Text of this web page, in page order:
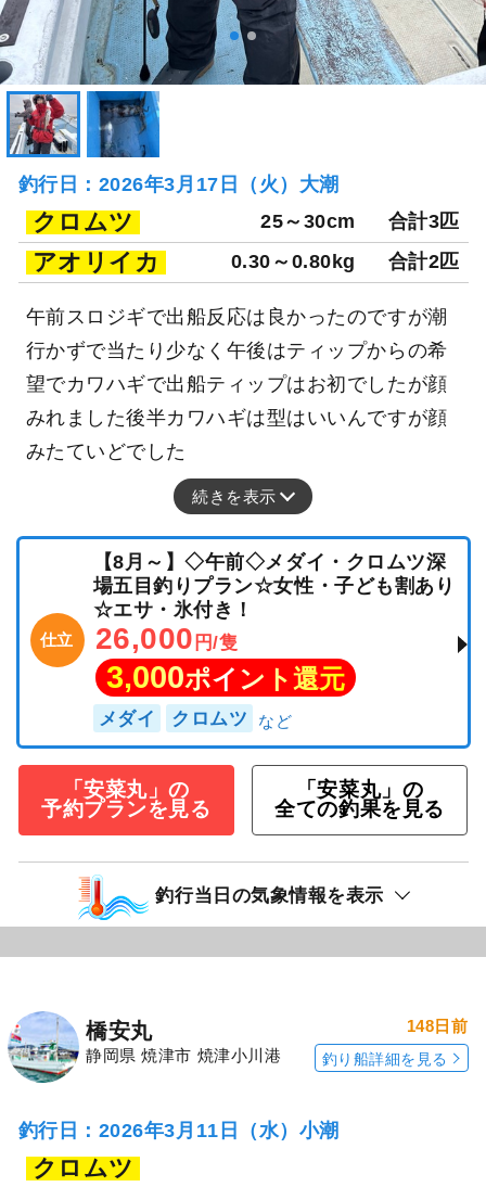
釣行日：2026年3月17日（火）大潮
クロムツ 25～30cm 合計3匹
アオリイカ 0.30～0.80kg 合計2匹
午前スロジギで出船反応は良かったのですが潮
行かずで当たり少なく午後はティップからの希
望でカワハギで出船ティップはお初でしたが顔
みれました後半カワハギは型はいいんですが顔
みたていどでした
続きを表示
仕立
【8月～】◇午前◇メダイ・クロムツ深
場五目釣りプラン☆女性・子ども割あり
☆エサ・氷付き！
26,000 円/隻
3,000ポイント還元
メダイ クロムツ
「安菜丸」の
予約プランを見る
「安菜丸」の
全ての釣果を見る
釣行当日の気象情報を表示
橋安丸
静岡県 焼津市 焼津小川港
148日前
釣り船詳細を見る
釣行日：2026年3月11日（水）小潮
クロムツ